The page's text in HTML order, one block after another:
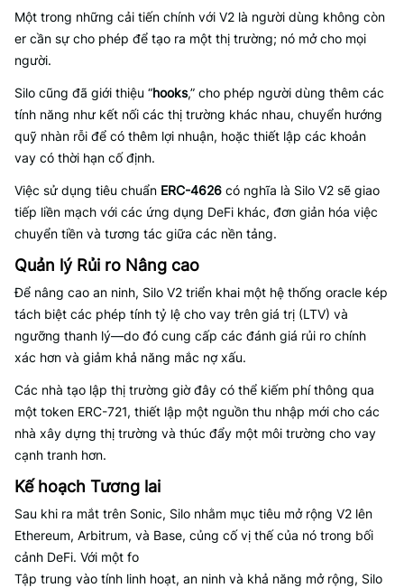
Một trong những cải tiến chính với V2 là người dùng không còn
er cần sự cho phép để tạo ra một thị trường; nó mở cho mọi
người.
Silo cũng đã giới thiệu “hooks,” cho phép người dùng thêm các
tính năng như kết nối các thị trường khác nhau, chuyển hướng
quỹ nhàn rỗi để có thêm lợi nhuận, hoặc thiết lập các khoản
vay có thời hạn cố định.
Việc sử dụng tiêu chuẩn ERC-4626 có nghĩa là Silo V2 sẽ giao
tiếp liền mạch với các ứng dụng DeFi khác, đơn giản hóa việc
chuyển tiền và tương tác giữa các nền tảng.
Quản lý Rủi ro Nâng cao
Để nâng cao an ninh, Silo V2 triển khai một hệ thống oracle kép
tách biệt các phép tính tỷ lệ cho vay trên giá trị (LTV) và
ngưỡng thanh lý—do đó cung cấp các đánh giá rủi ro chính
xác hơn và giảm khả năng mắc nợ xấu.
Các nhà tạo lập thị trường giờ đây có thể kiếm phí thông qua
một token ERC-721, thiết lập một nguồn thu nhập mới cho các
nhà xây dựng thị trường và thúc đẩy một môi trường cho vay
cạnh tranh hơn.
Kế hoạch Tương lai
Sau khi ra mắt trên Sonic, Silo nhằm mục tiêu mở rộng V2 lên
Ethereum, Arbitrum, và Base, củng cố vị thế của nó trong bối
cảnh DeFi. Với một fo
Tập trung vào tính linh hoạt, an ninh và khả năng mở rộng, Silo